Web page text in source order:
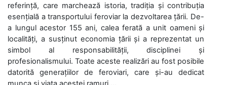
referință, care marchează istoria, tradiția și contribuția
esențială a transportului feroviar la dezvoltarea țării. De-
a lungul acestor 155 ani, calea ferată a unit oameni și
localități, a susținut economia țării și a reprezentat un
simbol al responsabilității, disciplinei și
profesionalismului. Toate aceste realizări au fost posibile
datorită generațiilor de feroviari, care și-au dedicat